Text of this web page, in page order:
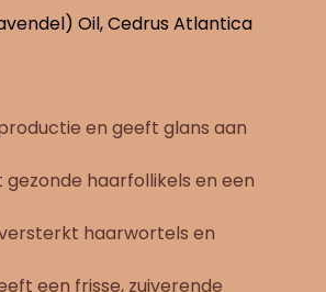
Oil, Cedrus Atlantica
en geeft glans aan
haarfollikels en een
haarwortels en
een frisse, zuiverende